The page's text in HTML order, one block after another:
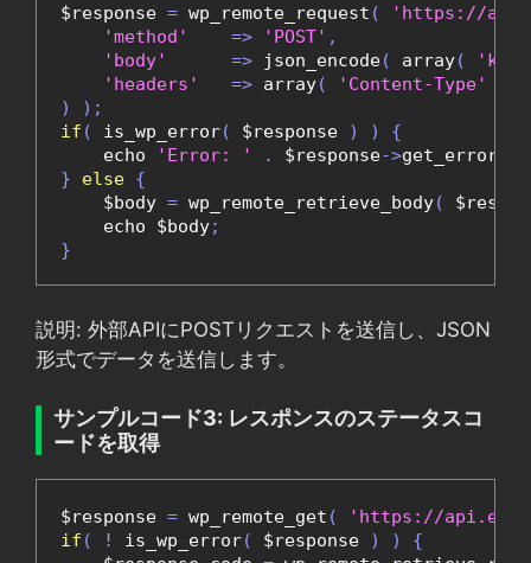
$response = wp_remote_request (
'https://
'method'
=> 'POST' ,
'body'
=> json_encode( array(
'key'
'headers'
=> array( 'Content-Type'
)
);
if ( is_wp_error( $response ) )
{
    echo
'Error: ' . $response->
}
else {
    $body
= wp_remote_retrieve_body(
    echo $body
;
}
説明: 外部APIにPOSTリクエストを送信し、JSON
形式でデータを送信します。
サンプルコード3: レスポンスのステータスコ
ードを取得
$response = wp_remote_get (
'https://
if ( ! is_wp_error( $response ) )
{